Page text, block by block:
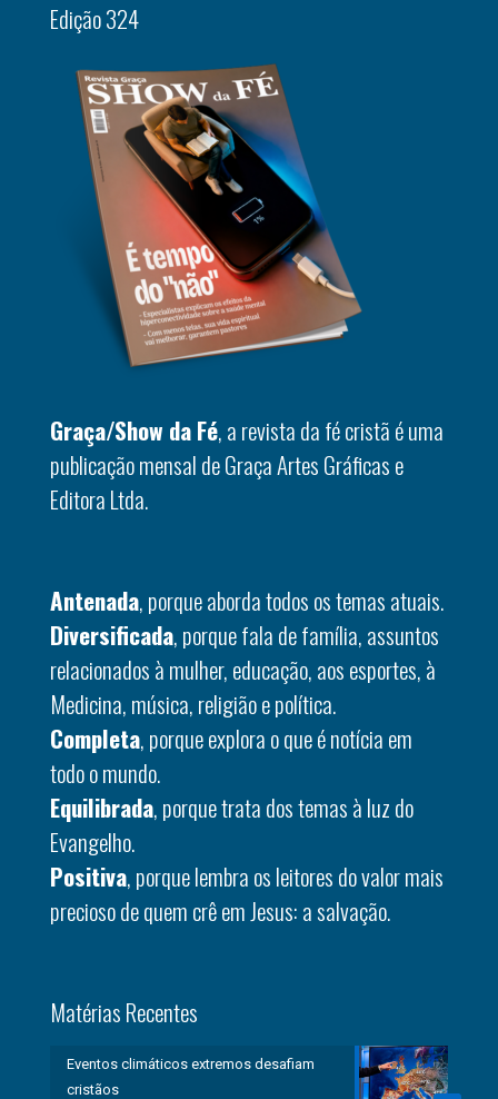
Edição 324
Graça/Show da Fé, a revista da fé cristã é uma
publicação mensal de Graça Artes Gráficas e
Editora Ltda.
Antenada, porque aborda todos os temas atuais.
Diversificada, porque fala de família, assuntos
relacionados à mulher, educação, aos esportes, à
Medicina, música, religião e política.
Completa, porque explora o que é notícia em
todo o mundo.
Equilibrada, porque trata dos temas à luz do
Evangelho.
Positiva, porque lembra os leitores do valor mais
precioso de quem crê em Jesus: a salvação.
Matérias Recentes
Eventos climáticos extremos desafiam
cristãos